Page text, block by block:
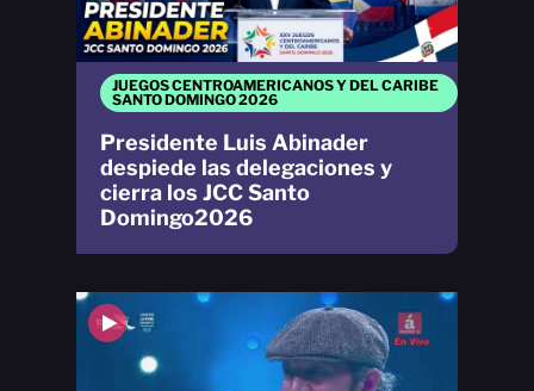
JUEGOS CENTROAMERICANOS Y DEL CARIBE
SANTO DOMINGO 2026
Presidente Luis Abinader
despiede las delegaciones y
cierra los JCC Santo
Domingo2026